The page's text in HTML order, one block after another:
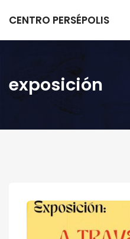
CENTRO PERSÉPOLIS
exposición